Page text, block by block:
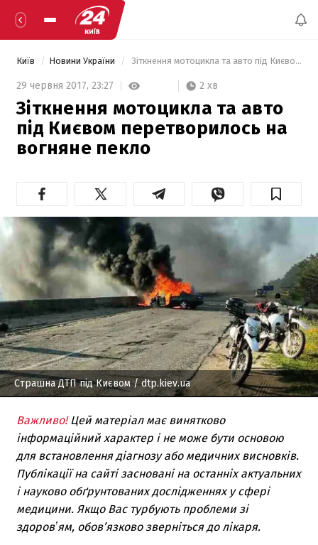
Київ Новини України Зіткнення мотоцикла та авто під Києвом перетворилось на вогняне пекло
29 червня 2017, 23:27 2 хв
Зіткнення мотоцикла та авто
під Києвом перетворилось на
вогняне пекло
Страшна ДТП під Києвом/ dtp.kiev.ua
Важливо! Цей матеріал має винятково
інформаційний характер і не може бути основою
для встановлення діагнозу або медичних висновків.
Публікації на сайті засновані на останніх актуальних
і науково обґрунтованих дослідженнях у сфері
медицини. Якщо Вас турбують проблеми зі
здоровʼям, обов’язково зверніться до лікаря.